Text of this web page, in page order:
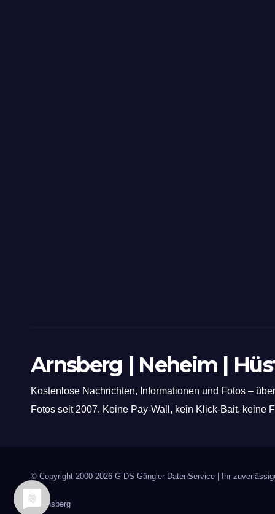
Arnsberg | Neheim |
Kostenlose Nachrichten, Informationen und Fotos –
Fotos seit 2007. Keine Pay-Wall, kein Klick-Bait, keine
© Copyright 2000-2026 G-DS Gängler DatenService | Ihr
in Arnsberg